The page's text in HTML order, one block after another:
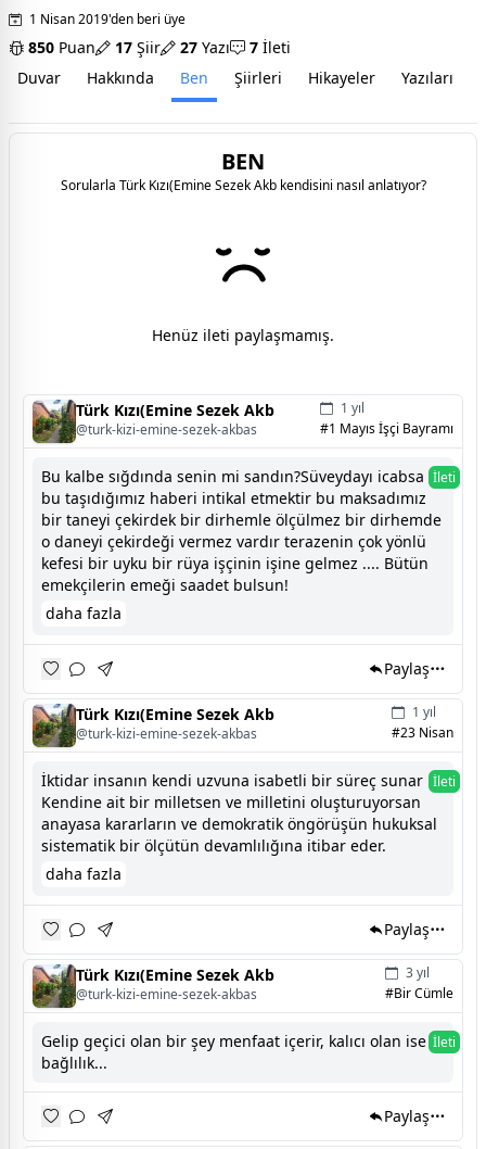
1 Nisan 2019'den beri üye
850 Puan 17 Şiir 27 Yazı 7 İleti
Duvar
Hakkında Ben Şiirleri Hikayeler Yazıları
BEN
Sorularla Türk Kızı(Emine Sezek Akb kendisini nasıl anlatıyor?
Henüz ileti paylaşmamış.
Türk Kızı(Emine Sezek Akb
@turk-kizi-emine-sezek-akbas
1 yıl
#1 Mayıs İşçi Bayramı
İleti
Bu kalbe sığdında senin mi sandın?Süveydayı icabsa
bu taşıdığımız haberi intikal etmektir bu maksadımız
bir taneyi çekirdek bir dirhemle ölçülmez bir dirhemde
o daneyi çekirdeği vermez vardır terazenin çok yönlü
kefesi bir uyku bir rüya işçinin işine gelmez .... Bütün
emekçilerin emeği saadet bulsun!
daha fazla
Paylaş
Türk Kızı(Emine Sezek Akb
@turk-kizi-emine-sezek-akbas
1 yıl
#23 Nisan
İleti
İktidar insanın kendi uzvuna isabetli bir süreç sunar
Kendine ait bir milletsen ve milletini oluşturuyorsan
anayasa kararların ve demokratik öngörüşün hukuksal
sistematik bir ölçütün devamlılığına itibar eder.
daha fazla
Paylaş
Türk Kızı(Emine Sezek Akb
@turk-kizi-emine-sezek-akbas
3 yıl
#Bir Cümle
İleti
Gelip geçici olan bir şey menfaat içerir, kalıcı olan ise
bağlılık...
Paylaş